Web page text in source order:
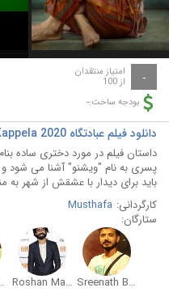
- امتیاز منتقدان
از 100
بودجه ساخت:-
دانلود فیلم عبادتگاه Kappela 2020
داستان فیلم در مورد دختری ساده
پسری به نام "ویشنو" آشنا می شود و
باید برای دیدار با عشقش از شهر به
کارگردانی: Musthafa
ستارگان:
Sreenath Bhasi
Roshan Mathew